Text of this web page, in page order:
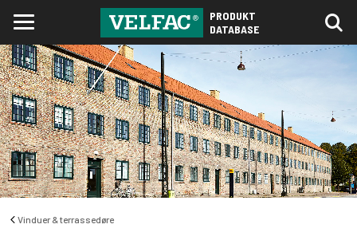
PRODUKT
DATABASE
Vinduer & terrassedøre